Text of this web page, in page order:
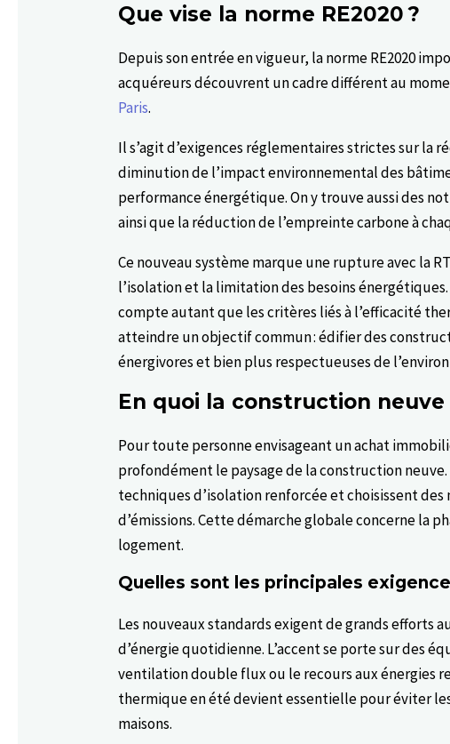
Que vise la norme RE2020 ?
Depuis son entrée en vigueur, la norme RE2020
acquéreurs découvrent un cadre différent au
Paris.
Il s’agit d’exigences réglementaires strictes sur la
diminution de l’impact environnemental des
performance énergétique. On y trouve aussi des
ainsi que la réduction de l’empreinte carbone à
Ce nouveau système marque une rupture avec la
l’isolation et la limitation des besoins
compte autant que les critères liés à l’efficacité
atteindre un objectif commun : édifier des
énergivores et bien plus respectueuses de
En quoi la construction
Pour toute personne envisageant un achat
profondément le paysage de la construction
techniques d’isolation renforcée et choisissent
d’émissions. Cette démarche globale concerne la
logement.
Quelles sont les principales
Les nouveaux standards exigent de grands efforts
d’énergie quotidienne. L’accent se porte sur des
ventilation double flux ou le recours aux énergies
thermique en été devient essentielle pour éviter
maisons.